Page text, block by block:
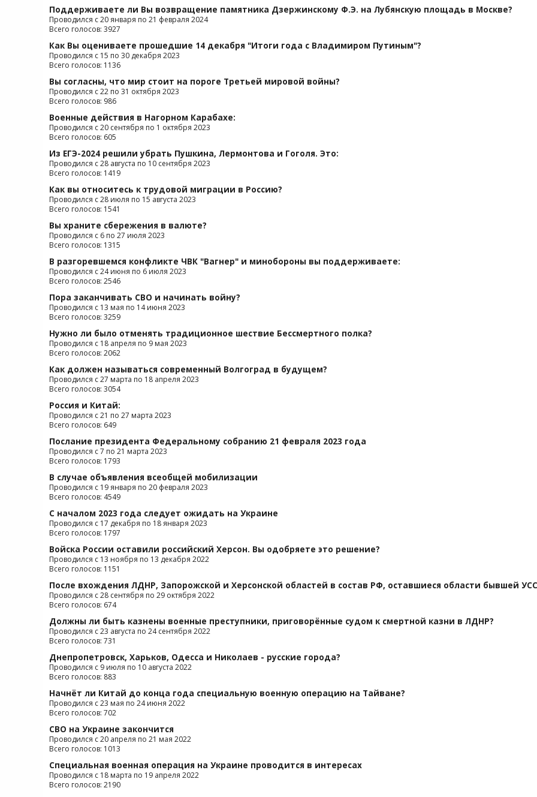
Поддерживаете ли Вы возвращение памятника Дзержинскому Ф.Э. на Лубянскую площадь в Москве?
Проводился с 20 января по 21 февраля 2024
Всего голосов: 3927
Как Вы оцениваете прошедшие 14 декабря "Итоги года с Владимиром Путиным"?
Проводился с 15 по 30 декабря 2023
Всего голосов: 1136
Вы согласны, что мир стоит на пороге Третьей мировой войны?
Проводился с 22 по 31 октября 2023
Всего голосов: 986
Военные действия в Нагорном Карабахе:
Проводился с 20 сентября по 1 октября 2023
Всего голосов: 605
Из ЕГЭ-2024 решили убрать Пушкина, Лермонтова и Гоголя. Это:
Проводился с 28 августа по 10 сентября 2023
Всего голосов: 1419
Как вы относитесь к трудовой миграции в Россию?
Проводился с 28 июля по 15 августа 2023
Всего голосов: 1541
Вы храните сбережения в валюте?
Проводился с 6 по 27 июля 2023
Всего голосов: 1315
В разгоревшемся конфликте ЧВК "Вагнер" и минобороны вы поддерживаете:
Проводился с 24 июня по 6 июля 2023
Всего голосов: 2546
Пора заканчивать СВО и начинать войну?
Проводился с 13 мая по 14 июня 2023
Всего голосов: 3259
Нужно ли было отменять традиционное шествие Бессмертного полка?
Проводился с 18 апреля по 9 мая 2023
Всего голосов: 2062
Как должен называться современный Волгоград в будущем?
Проводился с 27 марта по 18 апреля 2023
Всего голосов: 3054
Россия и Китай:
Проводился с 21 по 27 марта 2023
Всего голосов: 649
Послание президента Федеральному собранию 21 февраля 2023 года
Проводился с 7 по 21 марта 2023
Всего голосов: 1793
В случае объявления всеобщей мобилизации
Проводился с 19 января по 20 февраля 2023
Всего голосов: 4549
С началом 2023 года следует ожидать на Украине
Проводился с 17 декабря по 18 января 2023
Всего голосов: 1797
Войска России оставили российский Херсон. Вы одобряете это решение?
Проводился с 13 ноября по 13 декабря 2022
Всего голосов: 1151
После вхождения ЛДНР, Запорожской и Херсонской областей в состав РФ, оставшиеся области бывшей
Проводился с 28 сентября по 29 октября 2022
Всего голосов: 674
Должны ли быть казнены военные преступники, приговорённые судом к смертной казни в ЛДНР?
Проводился с 23 августа по 24 сентября 2022
Всего голосов: 731
Днепропетровск, Харьков, Одесса и Николаев - русские города?
Проводился с 9 июля по 10 августа 2022
Всего голосов: 883
Начнёт ли Китай до конца года специальную военную операцию на Тайване?
Проводился с 23 мая по 24 июня 2022
Всего голосов: 702
СВО на Украине закончится
Проводился с 20 апреля по 21 мая 2022
Всего голосов: 1013
Специальная военная операция на Украине проводится в интересах
Проводился с 18 марта по 19 апреля 2022
Всего голосов: 2190